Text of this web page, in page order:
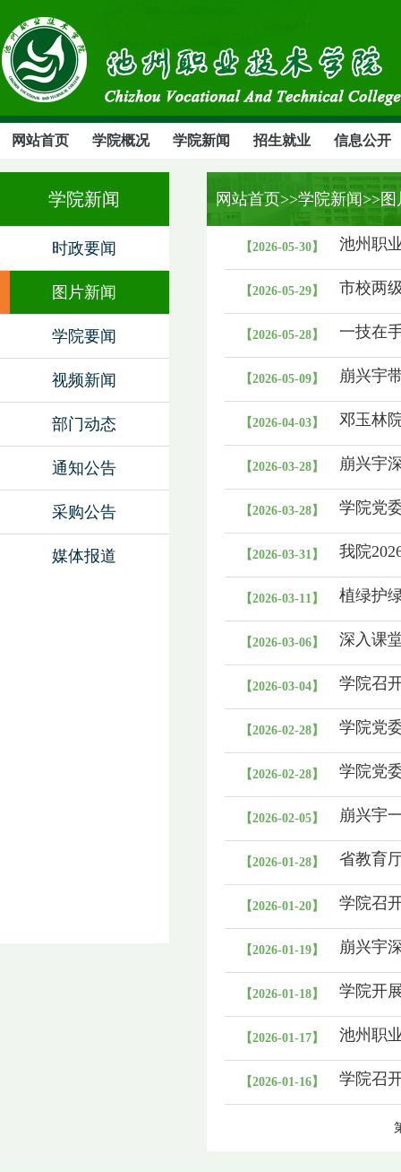
网站首页 学院概况 学院新闻 招生就业 信息公开
学院新闻
时政要闻
图片新闻
学院要闻
视频新闻
部门动态
通知公告
采购公告
媒体报道
网站首页>>学院新闻>>图
【2026-05-30】 池州职
【2026-05-29】 市校两
【2026-05-28】 一技在
【2026-05-09】 崩兴宇
【2026-04-03】 邓玉林
【2026-03-28】 崩兴宇
【2026-03-28】 学院党
【2026-03-31】 我院
【2026-03-11】 植绿护
【2026-03-06】 深入课
【2026-03-04】 学院召
【2026-02-28】 学院党
【2026-02-28】 学院党
【2026-02-05】 崩兴宇
【2026-01-28】
省教育
组）“园
【2026-01-20】 学院召
【2026-01-19】 崩兴宇
【2026-01-18】 学院开
【2026-01-17】 池州职
【2026-01-16】 学院召